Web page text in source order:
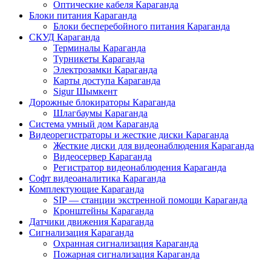
Оптические кабеля Караганда
Блоки питания Караганда
Блоки бесперебойного питания Караганда
СКУД Караганда
Терминалы Караганда
Турникеты Караганда
Электрозамки Караганда
Карты доступа Караганда
Sigur Шымкент
Дорожные блокираторы Караганда
Шлагбаумы Караганда
Система умный дом Караганда
Видеорегистраторы и жесткие диски Караганда
Жесткие диски для видеонаблюдения Караганда
Видеосервер Караганда
Регистратор видеонаблюдения Караганда
Софт видеоаналитика Караганда
Комплектующие Караганда
SIP — станции экстренной помощи Караганда
Кронштейны Караганда
Датчики движения Караганда
Сигнализация Караганда
Охранная сигнализация Караганда
Пожарная сигнализация Караганда